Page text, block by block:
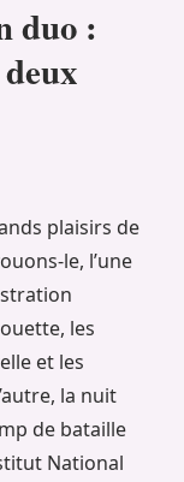
duo :
plaisirs de
le, l’une
les
et les
la nuit
de bataille
National